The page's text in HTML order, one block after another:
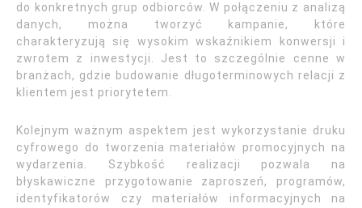
do konkretnych grup odbiorców. W połączeniu z analizą
danych, można tworzyć kampanie, które
charakteryzują się wysokim wskaźnikiem konwersji i
zwrotem z inwestycji. Jest to szczególnie cenne w
branżach, gdzie budowanie długoterminowych relacji z
klientem jest priorytetem.
Kolejnym ważnym aspektem jest wykorzystanie druku
cyfrowego do tworzenia materiałów promocyjnych na
wydarzenia. Szybkość realizacji pozwala na
błyskawiczne przygotowanie zaproszeń, programów,
identyfikatorów czy materiałów informacyjnych na